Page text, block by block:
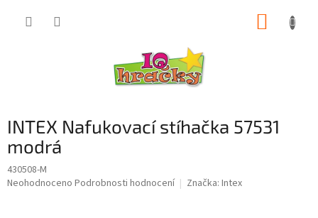
INTEX Nafukovací stíhačka 57531
modrá
430508-M
Průměrné
Neohodnoceno Podrobnosti hodnocení Značka: Intex